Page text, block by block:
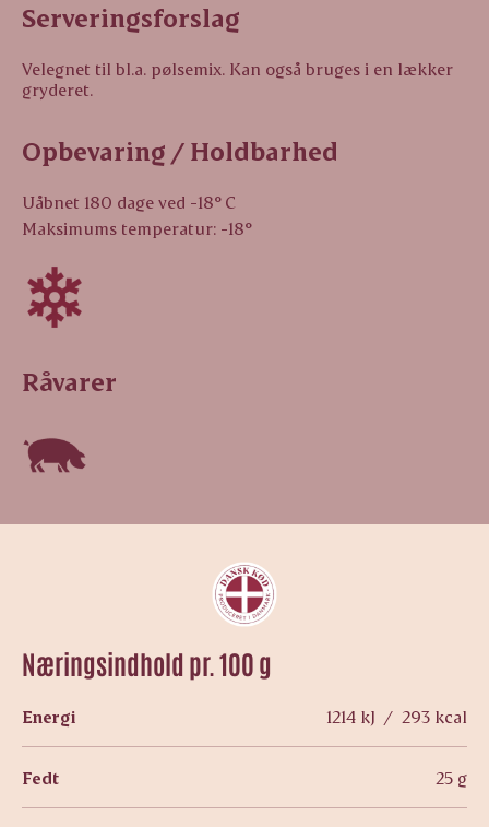
Næringsindhold pr. 100 g
Energi 1214 kJ / 293 kcal
Fedt 25 g
Serveringsforslag
Velegnet til bl.a. pølsemix. Kan også bruges i en lækker
gryderet.
Opbevaring / Holdbarhed
Uåbnet 180 dage ved -18° C
Maksimums temperatur: -18°
Råvarer